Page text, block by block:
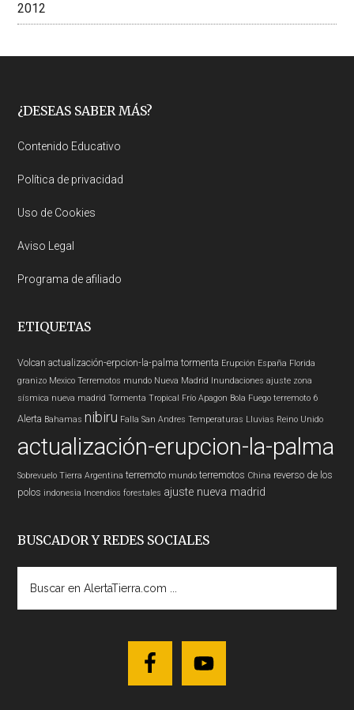
2012
Footer
¿DESEAS SABER MÁS?
Contenido Educativo
Política de privacidad
Uso de Cookies
Aviso Legal
Programa de afiliado
ETIQUETAS
Volcan actualización-erpcion-la-palma tormenta Erupción España Florida
granizo Mexico Terremotos mundo Nueva Madrid Inundaciones ajuste zona
sísmica nueva madrid Tormenta Tropical Frío Apagon Bola Fuego terremoto 6
Alerta Bahamas nibiru Falla San Andres Temperaturas Lluvias Reino Unido
actualización-erupcion-la-palma
Sobrevuelo Tierra Argentina terremoto mundo terremotos China reverso de los
polos indonesia Incendios forestales ajuste nueva madrid
BUSCADOR Y REDES SOCIALES
AlertaTierra.com